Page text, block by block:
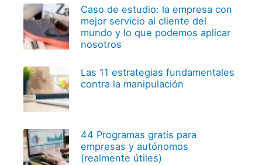
Caso de estudio: la empresa con
mejor servicio al cliente del
mundo y lo que podemos aplicar
nosotros
Las 11 estrategias fundamentales
contra la manipulación
44 Programas gratis para
empresas y autónomos
(realmente útiles)